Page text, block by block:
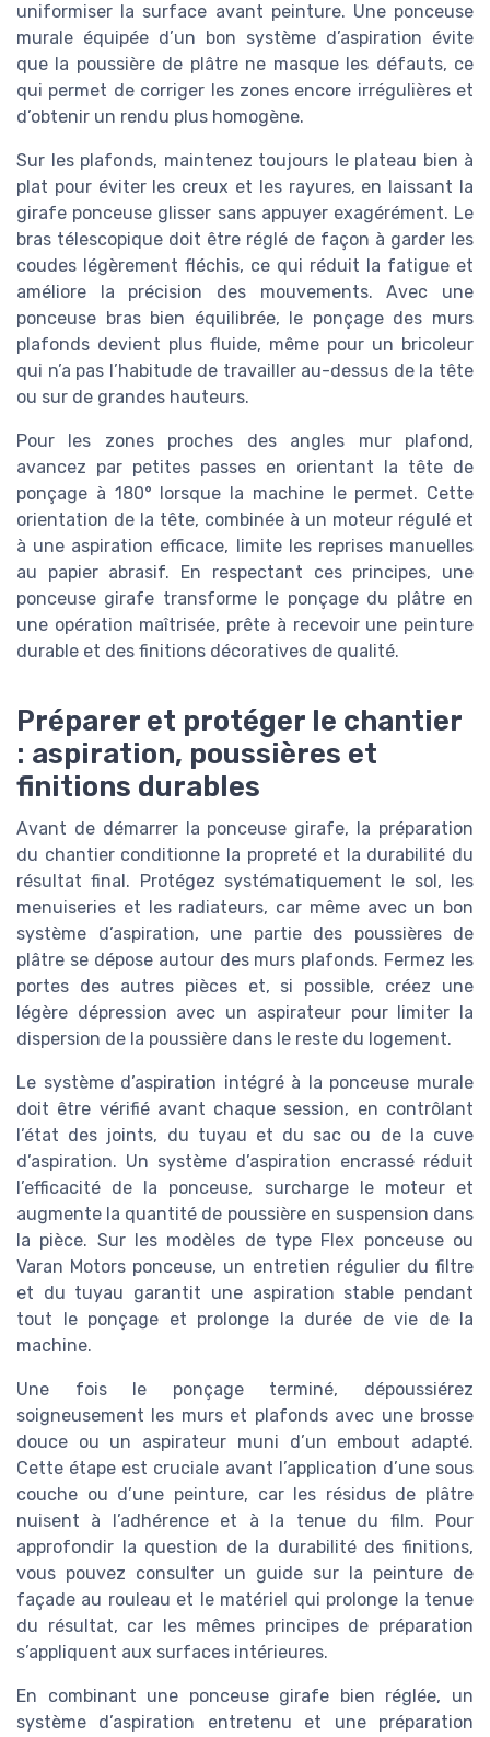
uniformiser la surface avant peinture. Une ponceuse
murale équipée d’un bon système d’aspiration évite
que la poussière de plâtre ne masque les défauts, ce
qui permet de corriger les zones encore irrégulières et
d’obtenir un rendu plus homogène.
Sur les plafonds, maintenez toujours le plateau bien à
plat pour éviter les creux et les rayures, en laissant la
girafe ponceuse glisser sans appuyer exagérément. Le
bras télescopique doit être réglé de façon à garder les
coudes légèrement fléchis, ce qui réduit la fatigue et
améliore la précision des mouvements. Avec une
ponceuse bras bien équilibrée, le ponçage des murs
plafonds devient plus fluide, même pour un bricoleur
qui n’a pas l’habitude de travailler au-dessus de la tête
ou sur de grandes hauteurs.
Pour les zones proches des angles mur plafond,
avancez par petites passes en orientant la tête de
ponçage à 180° lorsque la machine le permet. Cette
orientation de la tête, combinée à un moteur régulé et
à une aspiration efficace, limite les reprises manuelles
au papier abrasif. En respectant ces principes, une
ponceuse girafe transforme le ponçage du plâtre en
une opération maîtrisée, prête à recevoir une peinture
durable et des finitions décoratives de qualité.
Préparer et protéger le chantier
: aspiration, poussières et
finitions durables
Avant de démarrer la ponceuse girafe, la préparation
du chantier conditionne la propreté et la durabilité du
résultat final. Protégez systématiquement le sol, les
menuiseries et les radiateurs, car même avec un bon
système d’aspiration, une partie des poussières de
plâtre se dépose autour des murs plafonds. Fermez les
portes des autres pièces et, si possible, créez une
légère dépression avec un aspirateur pour limiter la
dispersion de la poussière dans le reste du logement.
Le système d’aspiration intégré à la ponceuse murale
doit être vérifié avant chaque session, en contrôlant
l’état des joints, du tuyau et du sac ou de la cuve
d’aspiration. Un système d’aspiration encrassé réduit
l’efficacité de la ponceuse, surcharge le moteur et
augmente la quantité de poussière en suspension dans
la pièce. Sur les modèles de type Flex ponceuse ou
Varan Motors ponceuse, un entretien régulier du filtre
et du tuyau garantit une aspiration stable pendant
tout le ponçage et prolonge la durée de vie de la
machine.
Une fois le ponçage terminé, dépoussiérez
soigneusement les murs et plafonds avec une brosse
douce ou un aspirateur muni d’un embout adapté.
Cette étape est cruciale avant l’application d’une sous
couche ou d’une peinture, car les résidus de plâtre
nuisent à l’adhérence et à la tenue du film. Pour
approfondir la question de la durabilité des finitions,
vous pouvez consulter un guide sur la peinture de
façade au rouleau et le matériel qui prolonge la tenue
du résultat, car les mêmes principes de préparation
s’appliquent aux surfaces intérieures.
En combinant une ponceuse girafe bien réglée, un
système d’aspiration entretenu et une préparation